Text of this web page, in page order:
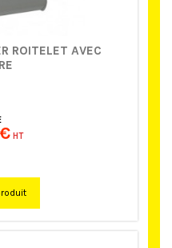
ROITELET AVEC
HT